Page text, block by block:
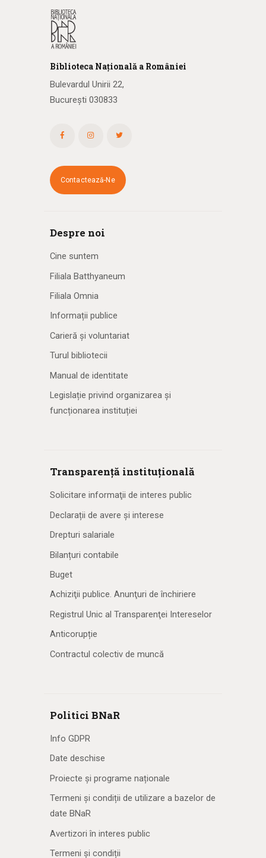
Biblioteca Națională a României
Bulevardul Unirii 22,
București 030833
Contactează-Ne
Despre noi
Cine suntem
Filiala Batthyaneum
Filiala Omnia
Informații publice
Carieră și voluntariat
Turul bibliotecii
Manual de identitate
Legislație privind organizarea și
funcționarea instituției
Transparență instituțională
Solicitare informaţii de interes public
Declarații de avere și interese
Drepturi salariale
Bilanțuri contabile
Buget
Achiziţii publice. Anunţuri de închiriere
Registrul Unic al Transparenţei Intereselor
Anticorupție
Contractul colectiv de muncă
Politici BNaR
Info GDPR
Date deschise
Proiecte și programe naționale
Termeni și condiții de utilizare a bazelor de
date BNaR
Avertizori în interes public
Termeni și condiții